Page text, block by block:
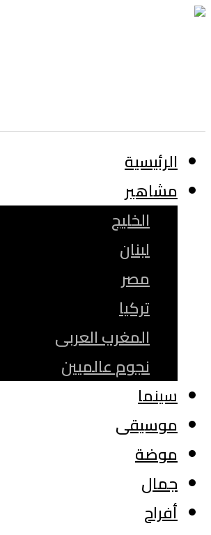
الرئيسية
مشاهير
الخليج
لبنان
مصر
تركيا
المغرب العربى
نجوم عالميين
سينما
موسيقى
موضة
جمال
أفراح